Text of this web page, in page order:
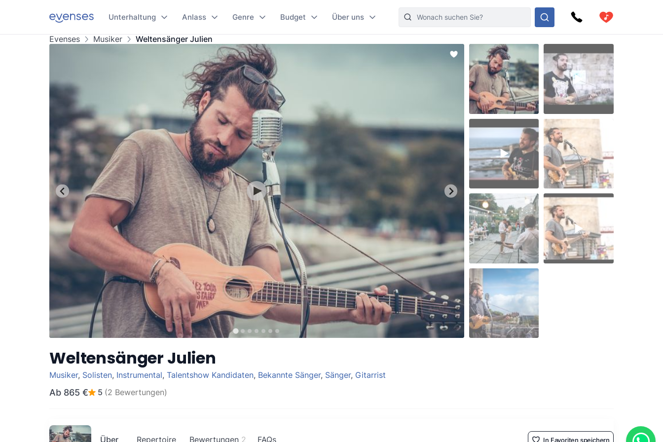
Unterhaltung Anlass Genre Budget Über uns
Evenses Musiker Weltensänger Julien
Weltensänger Julien
Musiker, Solisten, Instrumental, Talentshow Kandidaten, Bekannte Sänger, Sänger, Gitarrist
Ab 865 € 5 (2 Bewertungen)
Über Repertoire Bewertungen 2 FAQs In Favoriten speichern